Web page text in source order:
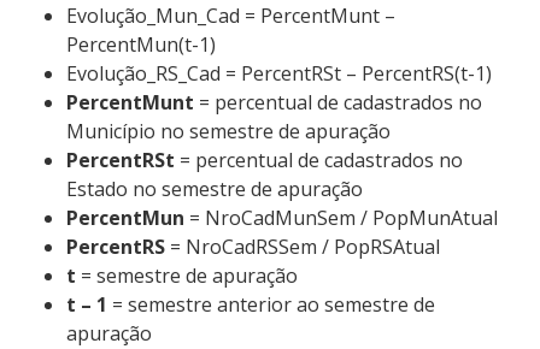
Evolução_Mun_Cad = PercentMunt –
PercentMun(t-1)
Evolução_RS_Cad = PercentRSt – PercentRS(t-1)
PercentMunt = percentual de cadastrados no
Município no semestre de apuração
PercentRSt = percentual de cadastrados no
Estado no semestre de apuração
PercentMun = NroCadMunSem / PopMunAtual
PercentRS = NroCadRSSem / PopRSAtual
t = semestre de apuração
t – 1 = semestre anterior ao semestre de
apuração